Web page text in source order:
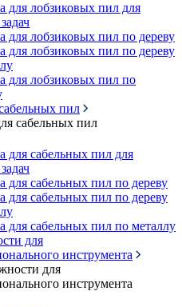
для лобзиковых пил для
для лобзиковых пил по дереву
для лобзиковых пил по дереву
для лобзиковых пил по
пил
сабельных пил
для сабельных пил для
для сабельных пил по дереву
для сабельных пил по дереву
для сабельных пил по металлу
для
инструмента
для
инструмента